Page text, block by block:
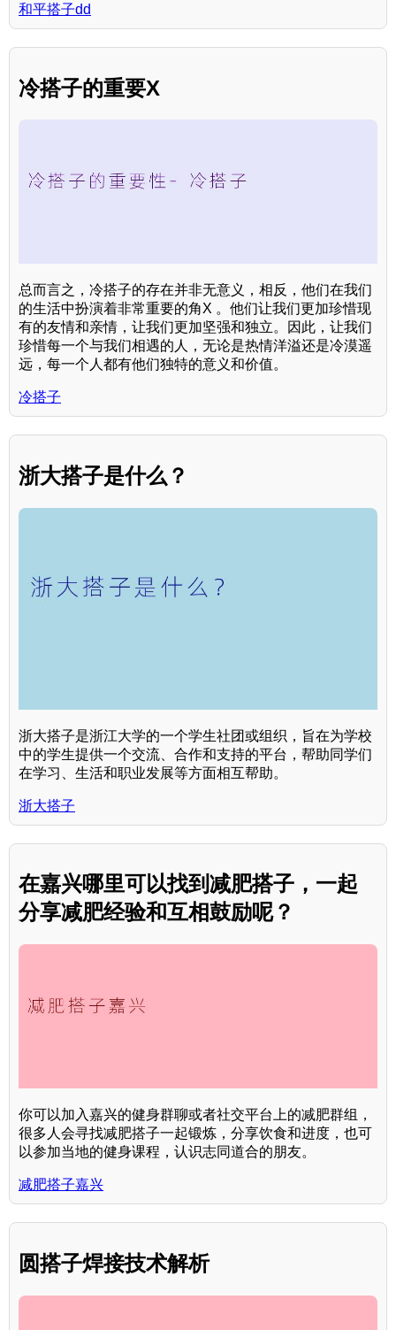
和平搭子dd
冷搭子的重要X
总而言之，冷搭子的存在并非无意义，相反，他们在我们
的生活中扮演着非常重要的角X 。他们让我们更加珍惜现
有的友情和亲情，让我们更加坚强和独立。因此，让我们
珍惜每一个与我们相遇的人，无论是热情洋溢还是冷漠遥
远，每一个人都有他们独特的意义和价值。
冷搭子
浙大搭子是什么？
浙大搭子是浙江大学的一个学生社团或组织，旨在为学校
中的学生提供一个交流、合作和支持的平台，帮助同学们
在学习、生活和职业发展等方面相互帮助。
浙大搭子
在嘉兴哪里可以找到减肥搭子，一起
分享减肥经验和互相鼓励呢？
你可以加入嘉兴的健身群聊或者社交平台上的减肥群组，
很多人会寻找减肥搭子一起锻炼，分享饮食和进度，也可
以参加当地的健身课程，认识志同道合的朋友。
减肥搭子嘉兴
圆搭子焊接技术解析